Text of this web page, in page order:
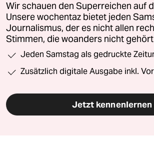
Wir schauen den Superreichen auf
Unsere wochentaz bietet jeden
Journalismus, der es nicht allen
Stimmen, die woanders nicht
Jeden Samstag als gedruckte
Zusätzlich digitale Ausgabe inkl.
Jetzt kennenlernen